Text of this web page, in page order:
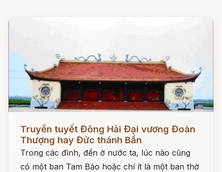
Đọc ngay
Truyền tuyết Đông Hải Đại vương Đoàn
Thượng hay Đức thánh Bần
Trong các đình, đền ở nước ta, lúc nào cũng
có một ban Tam Bảo hoặc chí ít là một ban thờ